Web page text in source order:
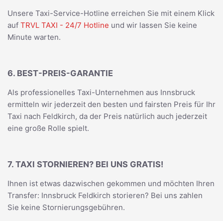
Unsere Taxi-Service-Hotline erreichen Sie mit einem Klick
auf TRVL TAXI - 24/7 Hotline und wir lassen Sie keine
Minute warten.
6. BEST-PREIS-GARANTIE
Als professionelles Taxi-Unternehmen aus Innsbruck
ermitteln wir jederzeit den besten und fairsten Preis für Ihr
Taxi nach Feldkirch, da der Preis natürlich auch jederzeit
eine große Rolle spielt.
7. TAXI STORNIEREN? BEI UNS GRATIS!
Ihnen ist etwas dazwischen gekommen und möchten Ihren
Transfer: Innsbruck Feldkirch storieren? Bei uns zahlen
Sie keine Stornierungsgebühren.